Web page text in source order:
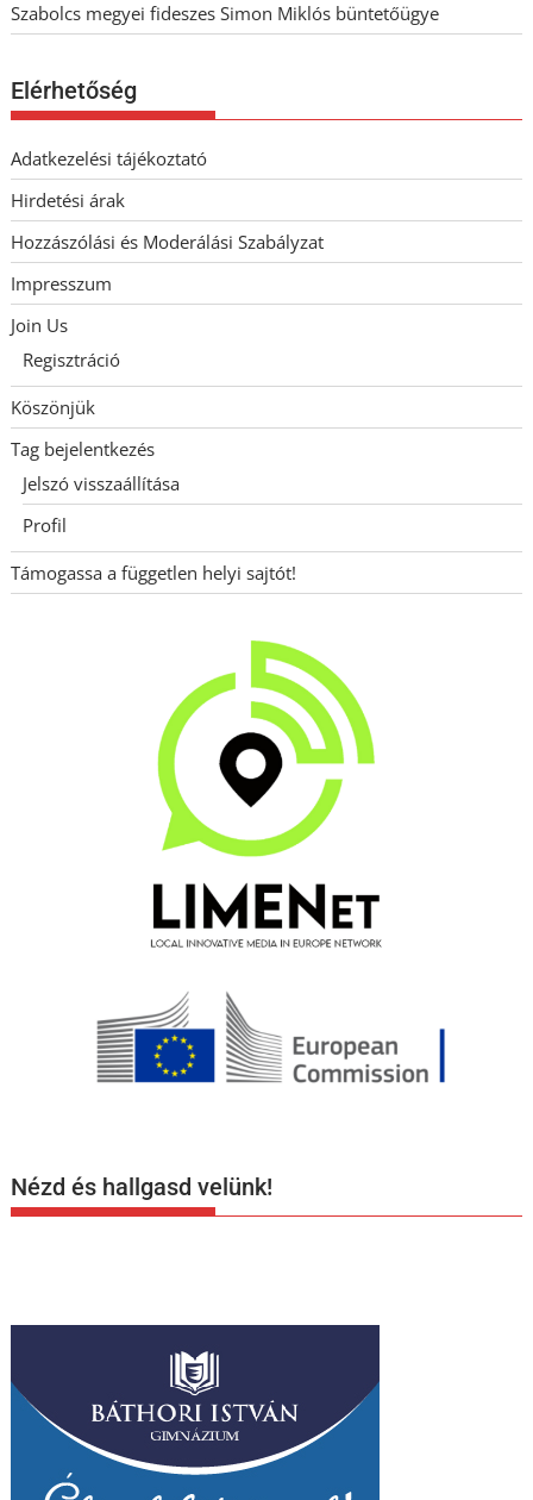
Szabolcs megyei fideszes Simon Miklós büntetőügye
Elérhetőség
Adatkezelési tájékoztató
Hirdetési árak
Hozzászólási és Moderálási Szabályzat
Impresszum
Join Us
Regisztráció
Köszönjük
Tag bejelentkezés
Jelszó visszaállítása
Profil
Támogassa a független helyi sajtót!
Nézd és hallgasd velünk!